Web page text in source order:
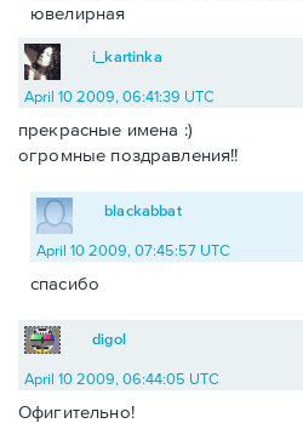
ювелирная
i_kartinka
April 10 2009, 06:41:39 UTC
прекрасные имена :)
огромные поздравления!!
blackabbat
April 10 2009, 07:45:57 UTC
спасибо
digol
April 10 2009, 06:44:05 UTC
Офигительно!